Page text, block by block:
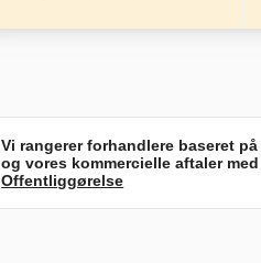
Vi rangerer forhandlere baseret
og vores kommercielle aftaler
Offentliggørelse